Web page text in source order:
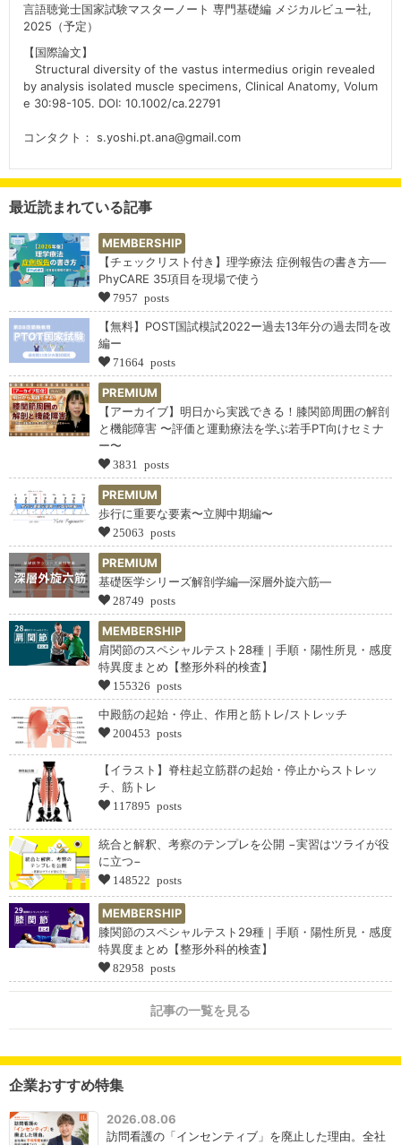
言語聴覚士国家試験マスターノート 専門基礎編 メジカルビュー社,
2025（予定）
【国際論文】
Structural diversity of the vastus intermedius origin revealed
by analysis isolated muscle specimens, Clinical Anatomy, Volum
e 30:98-105. DOI: 10.1002/ca.22791
コンタクト： s.yoshi.pt.ana@gmail.com
最近読まれている記事
MEMBERSHIP
【チェックリスト付き】理学療法 症例報告の書き方──
PhyCARE 35項目を現場で使う
7957 posts
【無料】POST国試模試2022ー過去13年分の過去問を改
編ー
71664 posts
PREMIUM
【アーカイブ】明日から実践できる！膝関節周囲の解剖
と機能障害 〜評価と運動療法を学ぶ若手PT向けセミナ
ー〜
3831 posts
PREMIUM
歩行に重要な要素〜立脚中期編〜
25063 posts
PREMIUM
基礎医学シリーズ解剖学編―深層外旋六筋―
28749 posts
MEMBERSHIP
肩関節のスペシャルテスト28種｜手順・陽性所見・感度
特異度まとめ【整形外科的検査】
155326 posts
中殿筋の起始・停止、作用と筋トレ/ストレッチ
200453 posts
【イラスト】脊柱起立筋群の起始・停止からストレッ
チ、筋トレ
117895 posts
統合と解釈、考察のテンプレを公開 −実習はツライが役
に立つ−
148522 posts
MEMBERSHIP
膝関節のスペシャルテスト29種｜手順・陽性所見・感度
特異度まとめ【整形外科的検査】
82958 posts
記事の一覧を見る
企業おすすめ特集
2026.08.06
訪問看護の「インセンティブ」を廃止した理由。全社